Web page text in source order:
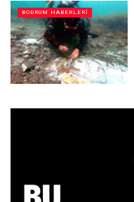
BODRUM HABERLERI